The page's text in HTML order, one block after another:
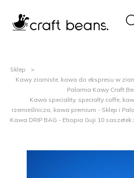
Sklep
Kawy ziarniste, kawa do ekspresu w
Palarnia Kawy Craft
Kawa speciality, specialty coffe,
rzemieślnicza, kawa premium - Sklep i
Kawa DRIP BAG - Etiopia Guji 10 saszetek